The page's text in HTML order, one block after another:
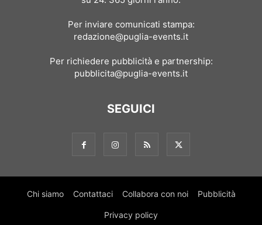
Per inviare comunicati stampa:
redazione@puglia-events.it
Per richiedere pubblicità e partnership:
pubblicita@puglia-events.it
SEGUICI
Chi siamo Contattaci Collabora con noi Pubblicità
Privacy policy